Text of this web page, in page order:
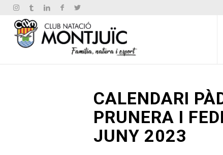
CALENDARI
PRUNERA I
JUNY 2023